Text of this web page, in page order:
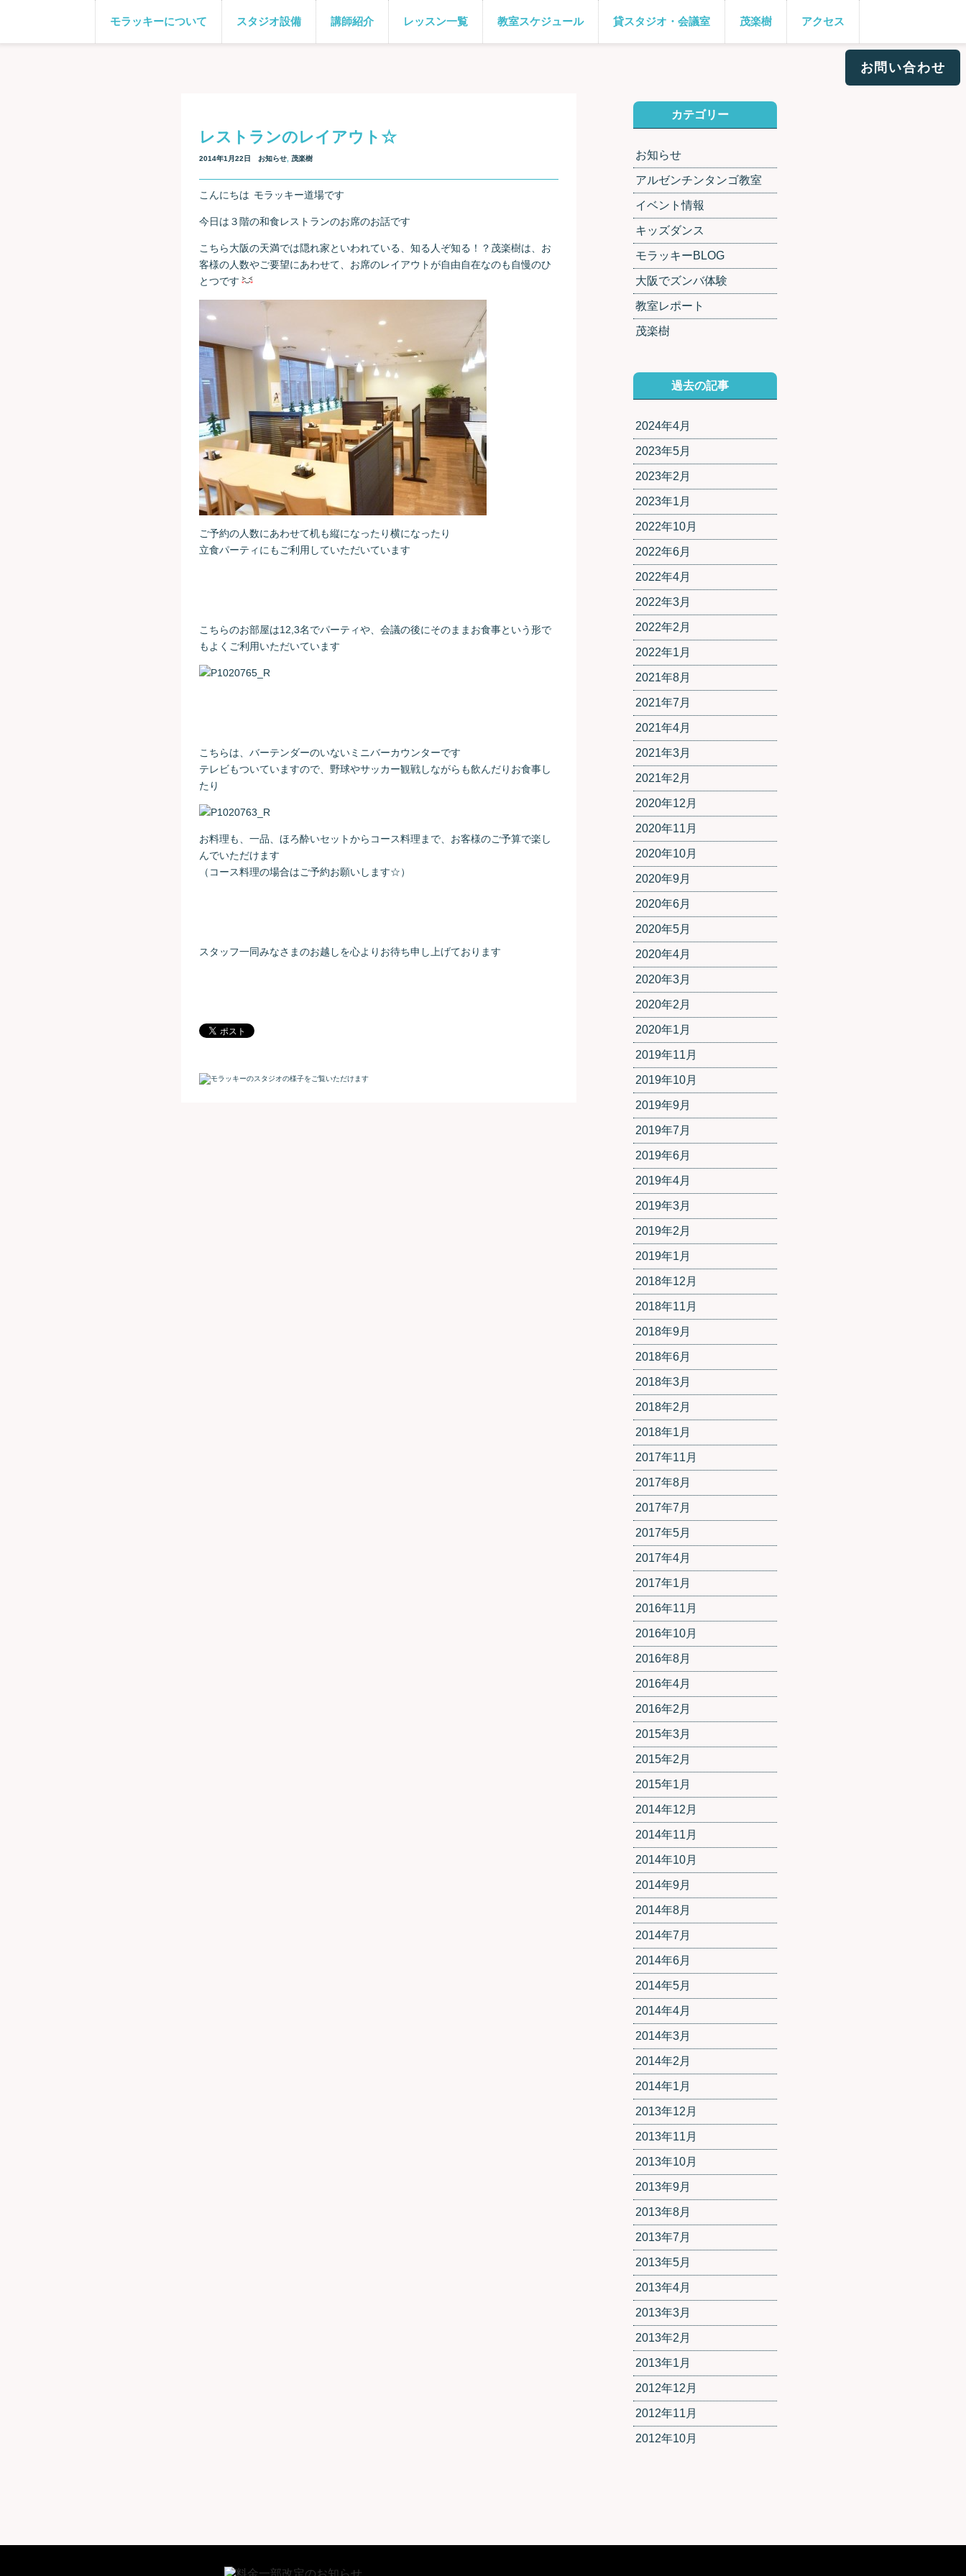
お問い合わせ
モラッキーについて スタジオ設備 講師紹介 レッスン一覧 教室スケジュール 貸スタジオ・会議室 茂楽樹 アクセス
レストランのレイアウト☆
2014年1月22日 お知らせ 茂楽樹
こんにちは モラッキー道場です
今日は３階の和食レストランのお席のお話です
こちら大阪の天満では隠れ家といわれている、知る人ぞ知る！？茂楽樹は、お
客様の人数やご要望にあわせて、お席のレイアウトが自由自在なのも自慢のひ
とつです
ご予約の人数にあわせて机も縦になったり横になったり
立食パーティにもご利用していただいています
こちらのお部屋は12,3名でパーティや、会議の後にそのままお食事という形で
もよくご利用いただいています
こちらは、バーテンダーのいないミニバーカウンターです
テレビもついていますので、野球やサッカー観戦しながらも飲んだりお食事し
たり
お料理も、一品、ほろ酔いセットからコース料理まで、お客様のご予算で楽し
んでいただけます
（コース料理の場合はご予約お願いします☆）
スタッフ一同みなさまのお越しを心よりお待ち申し上げております
カテゴリー
お知らせ
アルゼンチンタンゴ教室
イベント情報
キッズダンス
モラッキーBLOG
大阪でズンバ体験
教室レポート
茂楽樹
過去の記事
2024年4月
2023年5月
2023年2月
2023年1月
2022年10月
2022年6月
2022年4月
2022年3月
2022年2月
2022年1月
2021年8月
2021年7月
2021年4月
2021年3月
2021年2月
2020年12月
2020年11月
2020年10月
2020年9月
2020年6月
2020年5月
2020年4月
2020年3月
2020年2月
2020年1月
2019年11月
2019年10月
2019年9月
2019年7月
2019年6月
2019年4月
2019年3月
2019年2月
2019年1月
2018年12月
2018年11月
2018年9月
2018年6月
2018年3月
2018年2月
2018年1月
2017年11月
2017年8月
2017年7月
2017年5月
2017年4月
2017年1月
2016年11月
2016年10月
2016年8月
2016年4月
2016年2月
2015年3月
2015年2月
2015年1月
2014年12月
2014年11月
2014年10月
2014年9月
2014年8月
2014年7月
2014年6月
2014年5月
2014年4月
2014年3月
2014年2月
2014年1月
2013年12月
2013年11月
2013年10月
2013年9月
2013年8月
2013年7月
2013年5月
2013年4月
2013年3月
2013年2月
2013年1月
2012年12月
2012年11月
2012年10月